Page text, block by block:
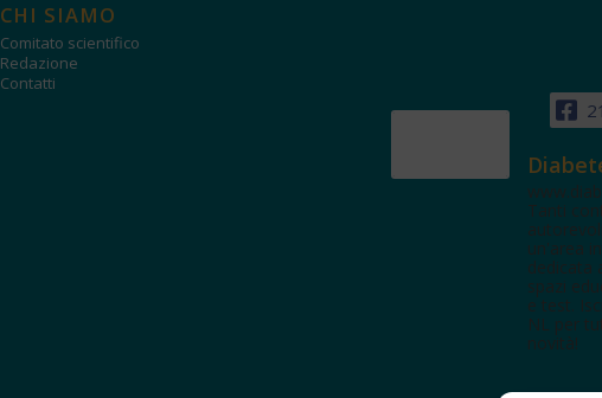
CHI SIAMO
Comitato scientifico
Redazione
Contatti
Tanti
un'area
dedicata
spazi
e test.
NL per
novità!